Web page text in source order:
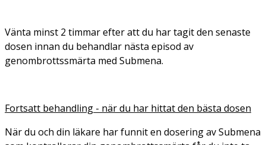
Vänta minst 2 timmar efter att du har tagit den senaste
dosen innan du behandlar nästa episod av
genombrottssmärta med Submena.
Fortsatt behandling - när du har hittat den bästa dosen
När du och din läkare har funnit en dosering av Submena